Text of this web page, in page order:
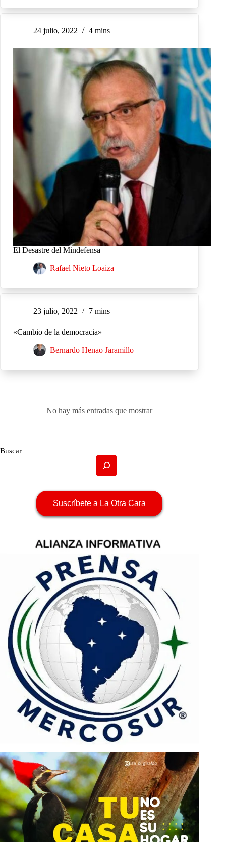
24 julio, 2022 4 mins
El Desastre del Mindefensa
Rafael Nieto Loaiza
23 julio, 2022 7 mins
«Cambio de la democracia»
Bernardo Henao Jaramillo
No hay más entradas que mostrar
Buscar
Suscríbete a La Otra Cara